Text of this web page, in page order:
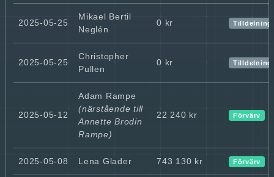
2025-05-25
Mikael Bertil
Neglén
0 kr Tilldelning
2025-05-25
Christopher
Pullen
0 kr Tilldelning
2025-05-12
Adam Rampe
(närstående till
Annette Brodin
Rampe)
22 240 kr Förvärv
2025-05-08 Lena Glader 743 130 kr Förvärv